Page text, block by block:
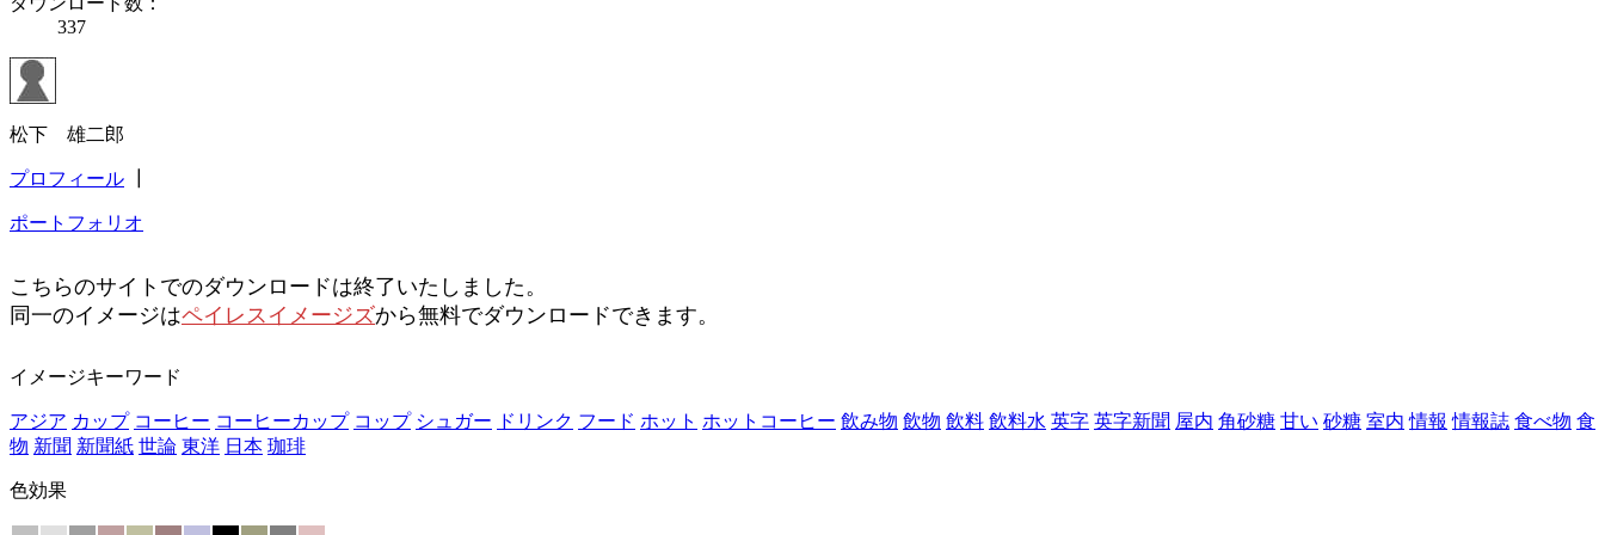
337
松下 雄二郎
プロフィール
ポートフォリオ
こちらのサイトでのダウンロードは終了いたしました。
同一のイメージはペイレスイメージズから無料でダウンロードできます。
イメージキーワード
アジア カップ コーヒー コーヒーカップ コップ シュガー ドリンク フード ホット ホットコーヒー 飲み物 飲物 飲料 飲料水 英字 英字新聞 屋内 角砂糖 甘い 砂糖 室内 情報 情報誌 食べ物 食
物 新聞 新聞紙 世論 東洋 日本 珈琲
色効果